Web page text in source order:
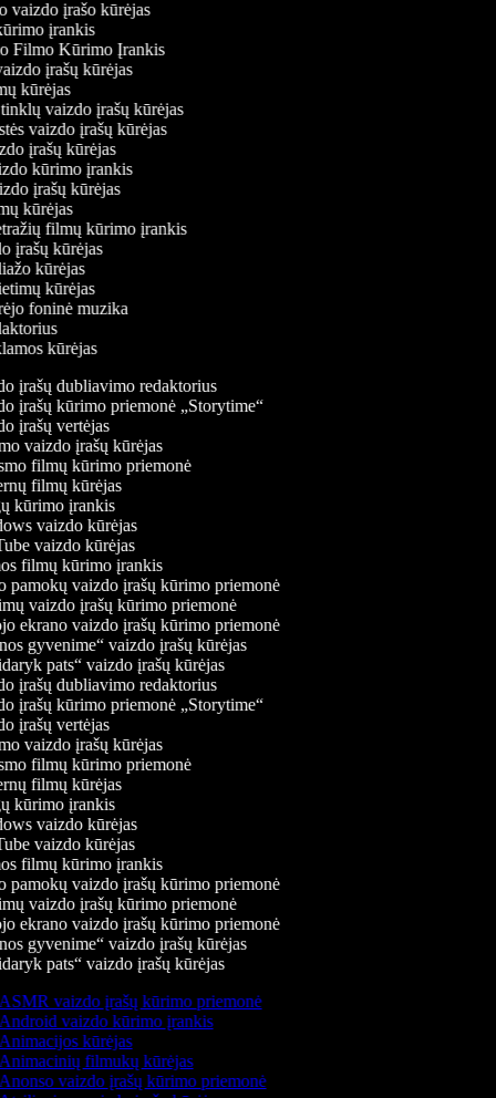
vaizdo įrašo kūrėjas
įrankis
Filmo Kūrimo Įrankis
įrašų kūrėjas
kūrėjas
tinklų vaizdo įrašų kūrėjas
vaizdo įrašų kūrėjas
įrašų kūrėjas
kūrimo įrankis
įrašų kūrėjas
kūrėjas
filmų kūrimo įrankis
įrašų kūrėjas
kūrėjas
kūrėjas
foninė muzika
kūrėjas
įrašų dubliavimo redaktorius
įrašų kūrimo priemonė „Storytime“
įrašų vertėjas
vaizdo įrašų kūrėjas
filmų kūrimo priemonė
filmų kūrėjas
kūrimo įrankis
vaizdo kūrėjas
vaizdo kūrėjas
filmų kūrimo įrankis
vaizdo įrašų kūrimo priemonė
vaizdo įrašų kūrimo priemonė
ekrano vaizdo įrašų kūrimo priemonė
gyvenime“ vaizdo įrašų kūrėjas
pats“ vaizdo įrašų kūrėjas
įrašų dubliavimo redaktorius
įrašų kūrimo priemonė „Storytime“
įrašų vertėjas
vaizdo įrašų kūrėjas
filmų kūrimo priemonė
filmų kūrėjas
kūrimo įrankis
vaizdo kūrėjas
vaizdo kūrėjas
filmų kūrimo įrankis
vaizdo įrašų kūrimo priemonė
vaizdo įrašų kūrimo priemonė
ekrano vaizdo įrašų kūrimo priemonė
gyvenime“ vaizdo įrašų kūrėjas
pats“ vaizdo įrašų kūrėjas
vaizdo įrašų kūrimo priemonė
vaizdo kūrimo įrankis
kūrėjas
filmukų kūrėjas
vaizdo įrašų kūrimo priemonė